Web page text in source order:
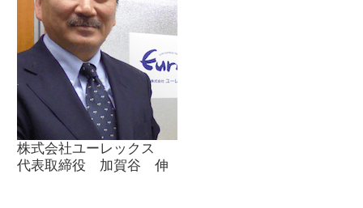
株式会社ユーレックス
代表取締役 加賀谷 伸